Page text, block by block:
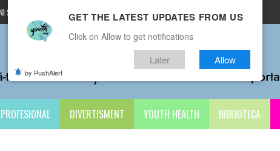
ȘI CONDIȚII CONTACTE
PROFESIONAL DIVERTISMENT YOUTH HEALTH BIBLIOTECA
GET THE LATEST UPDATES FROM US
Click on Allow to get notifications
Later Allow
by PushAlert